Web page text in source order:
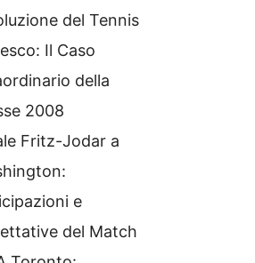
del Tennis
Il Caso
della
2008
Fritz-Jodar a
e
del Match